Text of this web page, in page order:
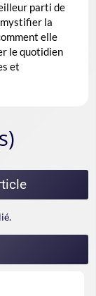
parti de
la
elle
le quotidien
et